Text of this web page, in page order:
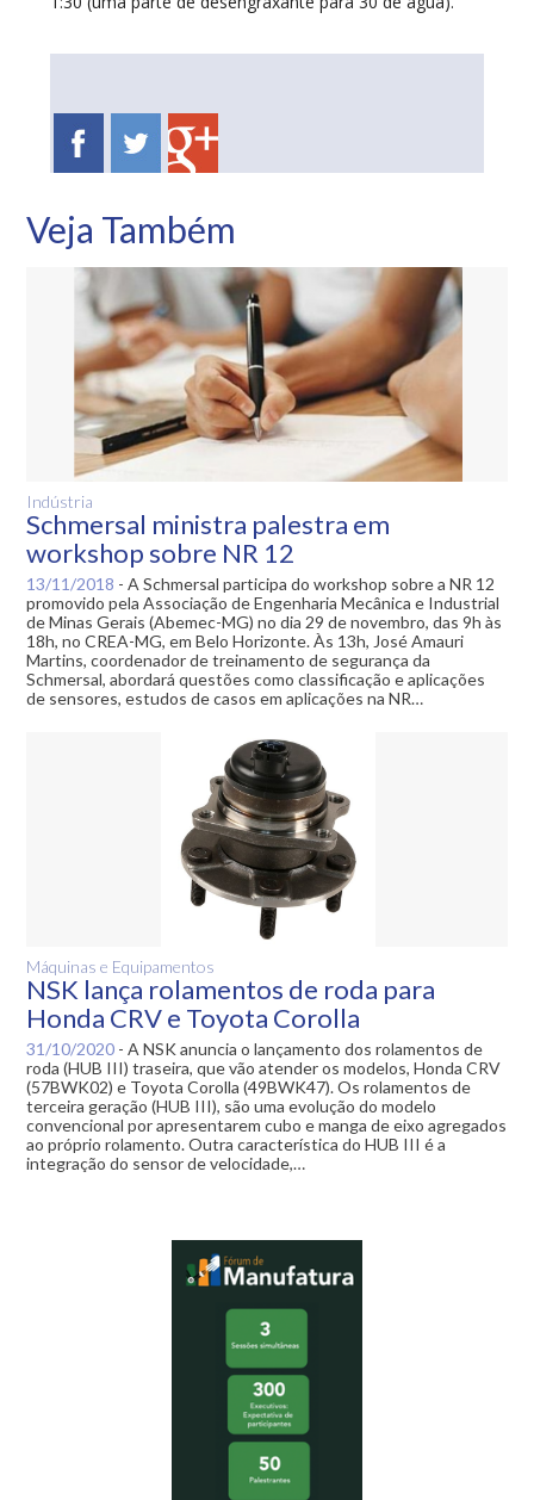
Veja Também
Indústria
Schmersal ministra palestra em
workshop sobre NR 12
13/11/2018 -A Schmersal participa do workshop sobre a NR 12
promovido pela Associação de Engenharia Mecânica e Industrial
de Minas Gerais (Abemec-MG) no dia 29 de novembro, das 9h às
18h, no CREA-MG, em Belo Horizonte. Às 13h, José Amauri
Martins, coordenador de treinamento de segurança da
Schmersal, abordará questões como classificação e aplicações
de sensores, estudos de casos em aplicações na NR…
Máquinas e Equipamentos
NSK lança rolamentos de roda para
Honda CRV e Toyota Corolla
31/10/2020 -A NSK anuncia o lançamento dos rolamentos de
roda (HUB III) traseira, que vão atender os modelos, Honda CRV
(57BWK02) e Toyota Corolla (49BWK47). Os rolamentos de
terceira geração (HUB III), são uma evolução do modelo
convencional por apresentarem cubo e manga de eixo agregados
ao próprio rolamento. Outra característica do HUB III é a
integração do sensor de velocidade,…